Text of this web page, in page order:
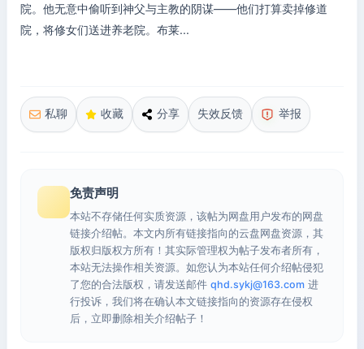
院。他无意中偷听到神父与主教的阴谋——他们打算卖掉修道
院，将修女们送进养老院。布莱...
私聊 收藏 分享 失效反馈 举报
免责声明
本站不存储任何实质资源，该帖为网盘用户发布的网盘
链接介绍帖。本文内所有链接指向的云盘网盘资源，其
版权归版权方所有！其实际管理权为帖子发布者所有，
本站无法操作相关资源。如您认为本站任何介绍帖侵犯
了您的合法版权，请发送邮件 qhd.sykj@163.com 进
行投诉，我们将在确认本文链接指向的资源存在侵权
后，立即删除相关介绍帖子！